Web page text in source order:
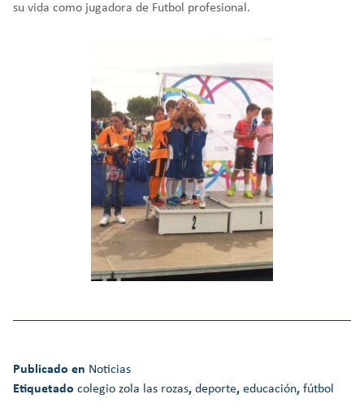
su vida como jugadora de Futbol profesional.
Publicado en Noticias
Etiquetado colegio zola las rozas, deporte, educación, fútbol